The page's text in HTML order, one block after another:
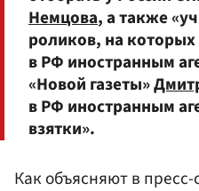
Немцова, а также
роликов, на которых
в РФ иностранным
«Новой газеты»
в РФ иностранным
взятки».
Как объясняют в